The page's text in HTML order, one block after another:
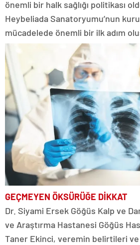
önemli bir halk sağlığı politikası
Heybeliada Sanatoryumu’nun
mücadelede önemli bir ilk adım
GEÇMEYEN ÖKSÜRÜĞE DİKKAT
Dr. Siyami Ersek Göğüs Kalp ve
ve Araştırma Hastanesi Göğüs
Taner Ekinci, veremin belirtileri ve